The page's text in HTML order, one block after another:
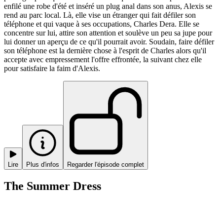
enfilé une robe d'été et inséré un plug anal dans son anus, Alexis se
rend au parc local. Là, elle vise un étranger qui fait défiler son
téléphone et qui vaque à ses occupations, Charles Dera. Elle se
concentre sur lui, attire son attention et soulève un peu sa jupe pour
lui donner un aperçu de ce qu'il pourrait avoir. Soudain, faire défiler
son téléphone est la dernière chose à l'esprit de Charles alors qu'il
accepte avec empressement l'offre effrontée, la suivant chez elle
pour satisfaire la faim d'Alexis.
Lire Plus d'infos Regarder l'épisode complet
The Summer Dress